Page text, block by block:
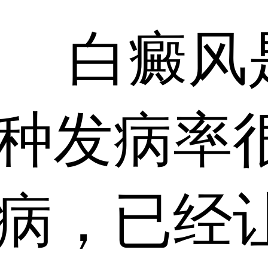
白癜风
发病率
，已经